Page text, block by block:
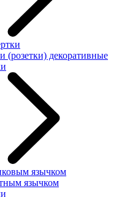
(розетки) декоративные
язычком
язычком